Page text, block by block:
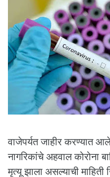
वाजेपर्यत जाहीर करण्यात
नागरिकांचे अहवाल कोरोना
मृत्यू झाला असल्याची माहिती